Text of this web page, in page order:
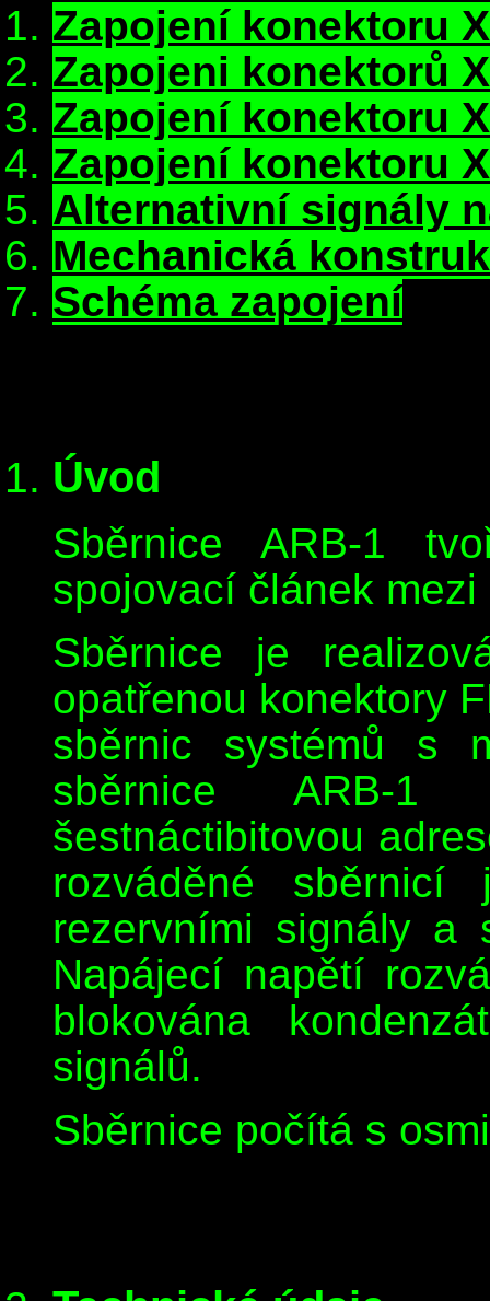
Zapojení konektoru
Zapojeni konektorů
Zapojení konektoru
Zapojení konektoru
Alternativní signály
Mechanická
Schéma zapojení
Úvod
Sběrnice ARB-1
spojovací článek
Sběrnice je
opatřenou konektory
sběrnic systémů s
sběrnice ARB-1
šestnáctibitovou
rozváděné
rezervními signály a
Napájecí napětí
blokována
signálů.
Sběrnice počítá s